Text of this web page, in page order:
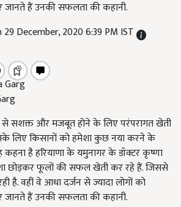
जानते हैं उनकी सफलता की कहानी.
December, 2020 6:39 PM IST
सशक्त और मजबूत होने के लिए परंपरागत खेती
लिए किसानों को हमेशा कुछ नया करने के
कहना है हरियाणा के यमुनागर के डॉक्टर कृष्णा
छोड़कर फूलों की सफल खेती कर रहे हैं. जिससे
है. वहीं वे आधा दर्जन से ज्यादा लोगों को
जानते हैं उनकी सफलता की कहानी.